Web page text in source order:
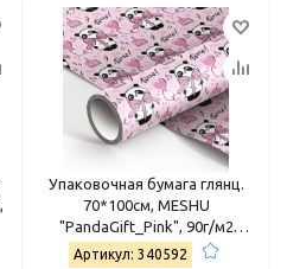
Упаковочная бумага глянц.
70*100см, MESHU
"PandaGift_Pink", 90г/м2
MS_46387
Артикул: 340592